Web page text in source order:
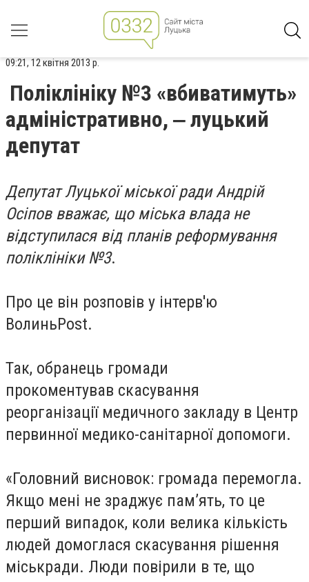
09:21, 12 квітня 2013 р.
Поліклініку №3 «вбиватимуть»
адміністративно, ‒ луцький
депутат
Депутат Луцької міської ради Андрій
Осіпов вважає, що міська влада не
відступилася від планів реформування
поліклініки №3.
Про це він розповів у інтерв'ю
ВолиньPost.
Так, обранець громади
прокоментував скасування
реорганізації медичного закладу в Центр
первинної медико-санітарної допомоги.
«Головний висновок: громада перемогла.
Якщо мені не зраджує пам’ять, то це
перший випадок, коли велика кількість
людей домоглася скасування рішення
міськради. Люди повірили в те, що